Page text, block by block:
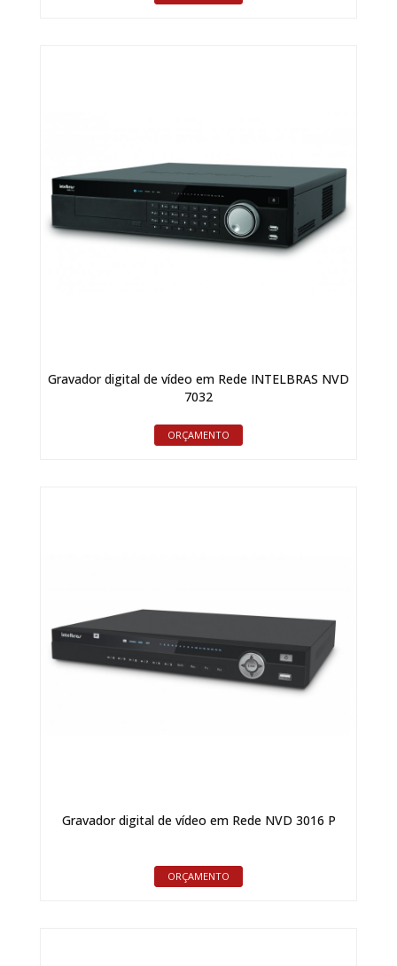
Gravador digital de vídeo em Rede INTELBRAS NVD
7032
ORÇAMENTO
Gravador digital de vídeo em Rede NVD 3016 P
ORÇAMENTO